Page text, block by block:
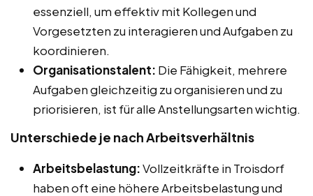
essenziell, um effektiv mit Kollegen und
Vorgesetzten zu interagieren und Aufgaben zu
koordinieren.
Organisationstalent: Die Fähigkeit, mehrere
Aufgaben gleichzeitig zu organisieren und zu
priorisieren, ist für alle Anstellungsarten wichtig.
Unterschiede je nach Arbeitsverhältnis
Arbeitsbelastung:Vollzeitkräfte in Troisdorf
haben oft eine höhere Arbeitsbelastung und